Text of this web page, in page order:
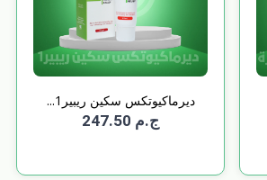
ديرماكيوتكس سكين ريبير1...
ج.م 247.50